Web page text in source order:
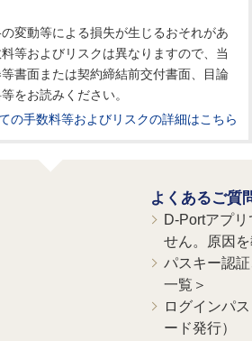
変動等による損失が生じるおそれがあ
等およびリスクは異なりますので、当
書面または契約締結前交付書面、目論
をお読みください。
の手数料等およびリスクの詳細はこちら
よくあるご質
D-Portアプ
せん。原因
パスキー認
一覧＞
ログインパ
ード発行）